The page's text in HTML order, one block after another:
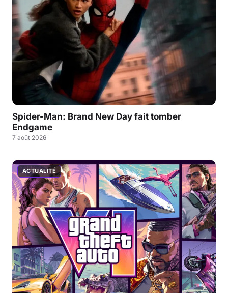
Spider-Man: Brand New Day fait tomber
Endgame
7 août 2026
ACTUALITÉ